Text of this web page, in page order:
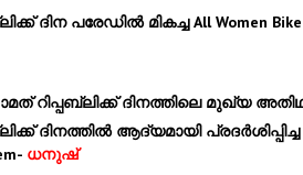
ദിന പരേഡില്‍ മികച്ച All Women
റിപ്പബ്ലിക്ക് ദിനത്തിലെ മുഖ്യ
ദിനത്തില്‍ ആദ്യമായി പ്രദര്‍ശിപ്പിച്ച
ധനുഷ്‌